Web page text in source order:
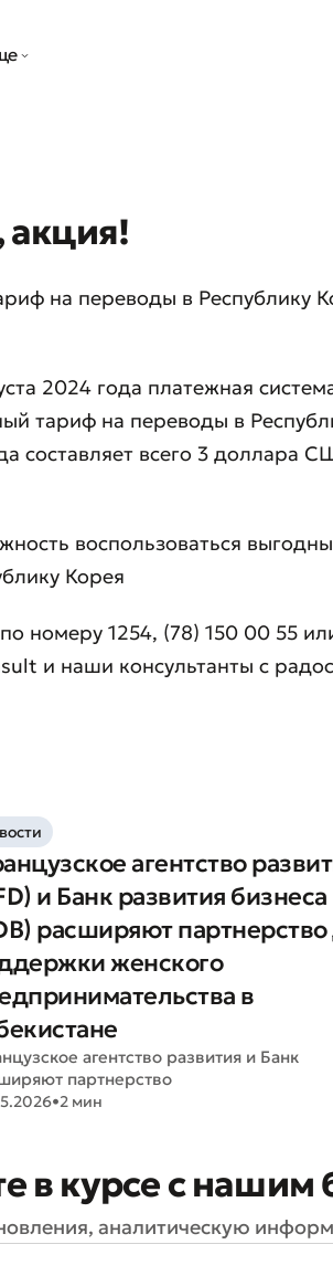
обслуживания
акция!
на переводы в Республику
2024 года платежная
тариф на переводы в
составляет всего 3 доллара
воспользоваться
Корея
номеру 1254, (78) 150 00 55
и наши консультанты с
агентство
и Банк развития бизнеса
расширяют партнерство
женского
в
агентство развития и Банк
партнерство
•2 мин
в курсе с нашим
аналитическую